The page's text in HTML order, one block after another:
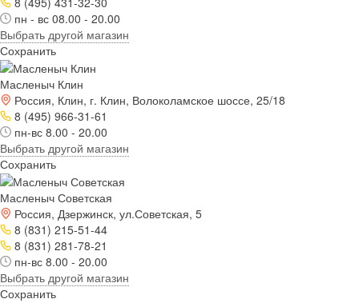
пн - вс 08.00 - 20.00
Выбрать другой магазин
Сохранить
Масленыч Клин
Россия, Клин, г. Клин, Волоколамское шоссе, 25/18
8 (495) 966-31-61
пн-вс 8.00 - 20.00
Выбрать другой магазин
Сохранить
Масленыч Советская
Россия, Дзержинск, ул.Советская, 5
8 (831) 215-51-44
8 (831) 281-78-21
пн-вс 8.00 - 20.00
Выбрать другой магазин
Сохранить